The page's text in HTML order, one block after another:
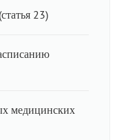
23)
медицинских